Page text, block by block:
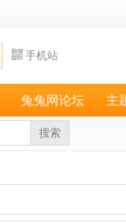
手机站
兔兔网论坛 主
搜索